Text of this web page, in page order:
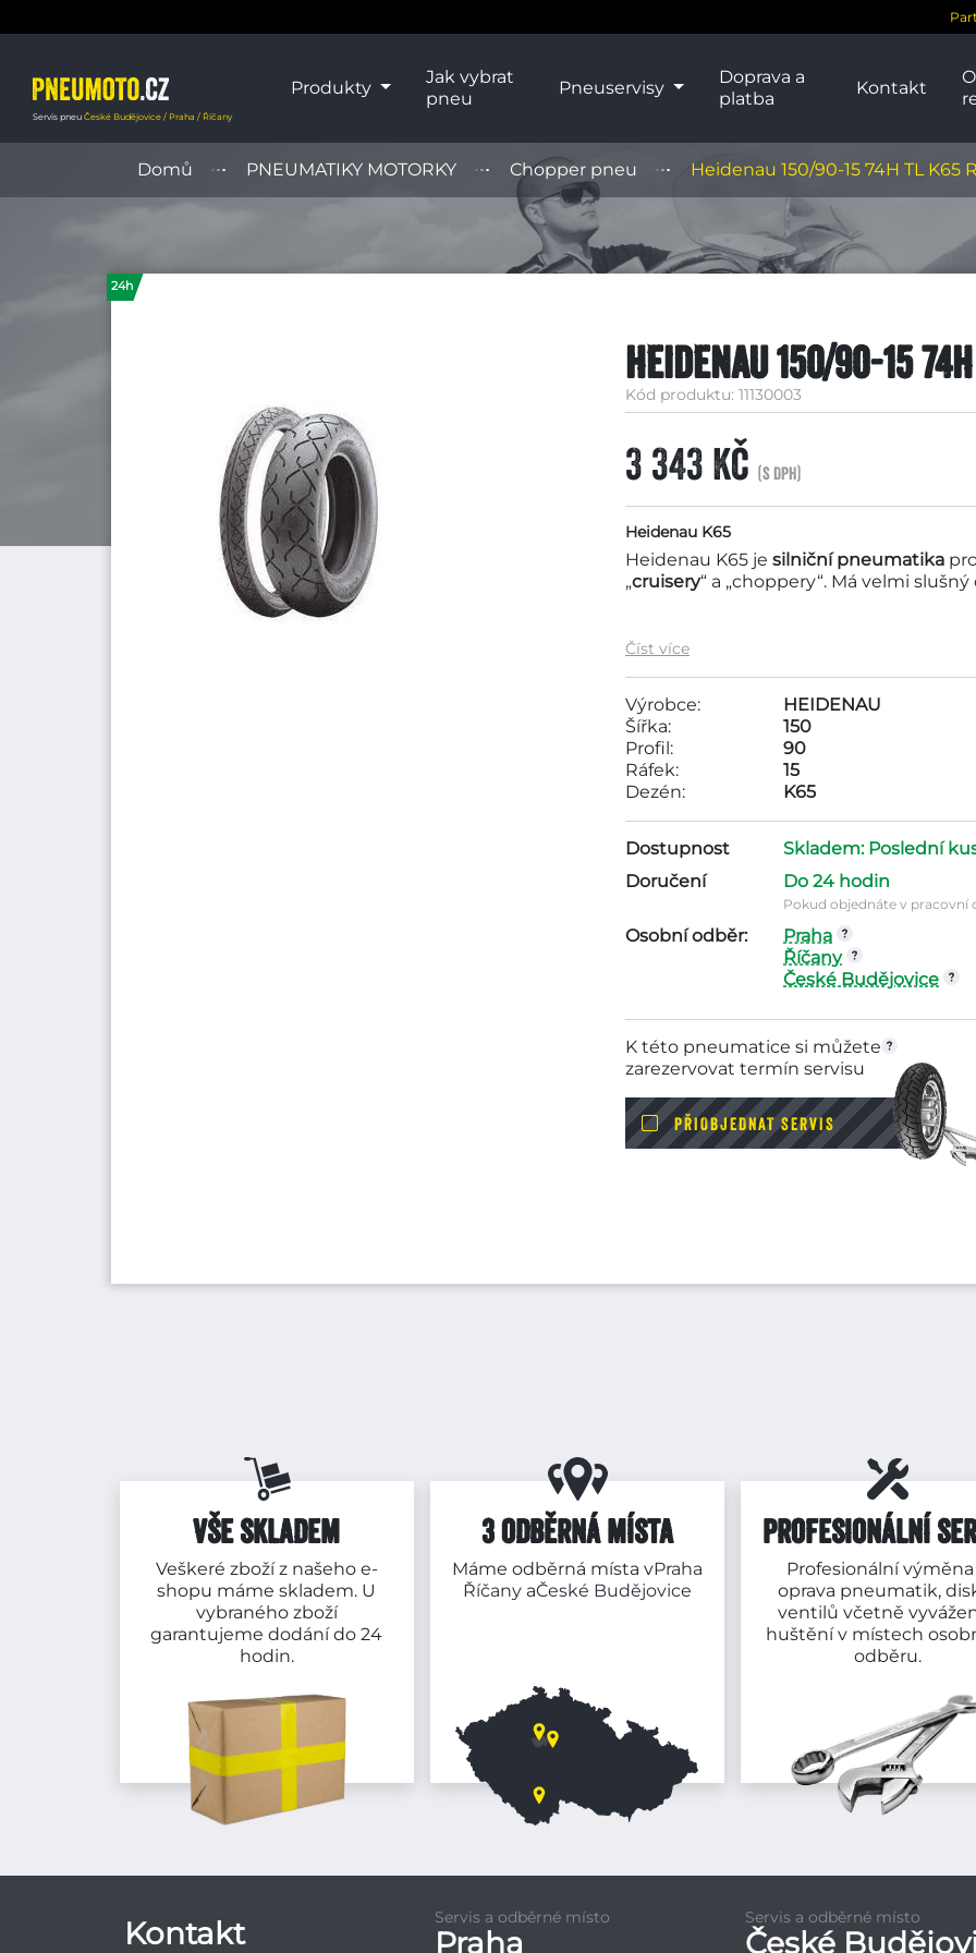
Servis pneu České Budějovice / Praha / Říčany
Produkty
Jak vybrat
pneu
Pneuservisy
Doprava a
platba
Kontakt
Domů PNEUMATIKY MOTORKY Chopper pneu Heidenau 150/90-15 74H TL K65
24h
Heidenau 150/90-15
Kód produktu: 11130003
3 343 Kč (s DPH)
Heidenau K65
Heidenau K65 je silniční pneumatika
„cruisery“ a „choppery“. Má velmi slušný
Motopneu Heidenau 150/90-15 74H TL
Číst více
Výrobce:
HEIDENAU
Šířka:
150
Profil:
90
Ráfek:
15
Dezén:
K65
Dostupnost
Skladem: Poslední
Doručení
Do 24 hodin
Pokud objednáte v pracovní
Osobní odběr:
Praha
Říčany
České Budějovice
K této pneumatice si můžete
zarezervovat termín servisu
PŘIOBJEDNAT SERVIS
VŠE SKLADEM
Veškeré zboží z našeho e-
shopu máme skladem. U
vybraného zboží
garantujeme dodání do 24
hodin.
3 ODBĚRNÁ MÍSTA
Máme odběrná místa vPraha
ŘíčanyaČeské Budějovice
PROFESIONÁLNÍ
Profesionální výměna
oprava pneumatik,
ventilů včetně
huštění v místech
odběru.
Kontakt Servis a odběrné místo
Praha
Servis a odběrné místo
České